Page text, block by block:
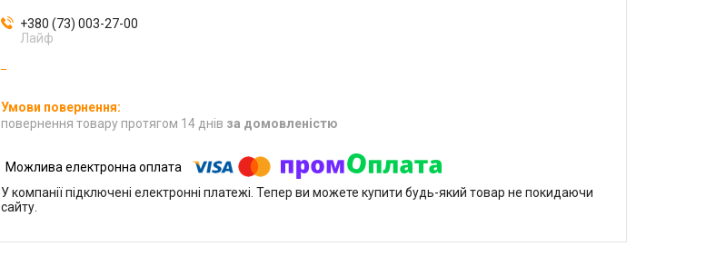
+380 (73) 003-27-00
Лайф
повернення товару протягом 14 днів за домовленістю
У компанії підключені електронні платежі. Тепер ви можете купити будь-який товар не покидаючи
сайту.